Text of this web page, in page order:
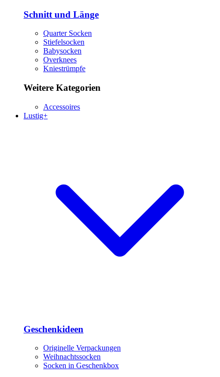
Schnitt und Länge
Quarter Socken
Stiefelsocken
Babysocken
Overknees
Kniestrümpfe
Weitere Kategorien
Accessoires
Lustig+
Geschenkideen
Originelle Verpackungen
Weihnachtssocken
Socken in Geschenkbox